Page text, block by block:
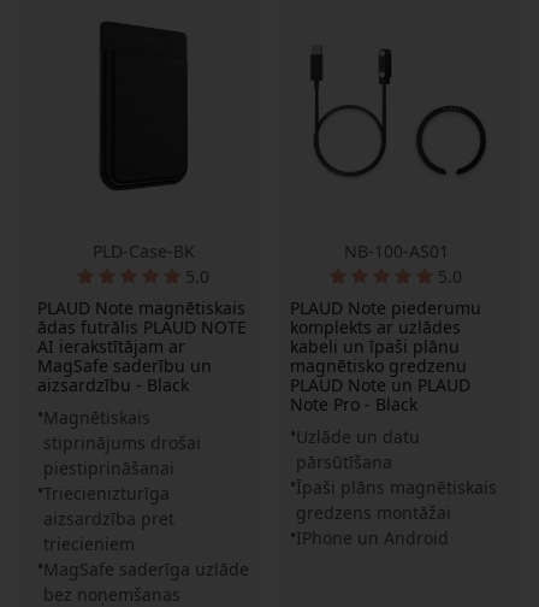
PLD-Case-BK
5.0
PLAUD Note magnētiskais
ādas futrālis PLAUD NOTE
AI ierakstītājam ar
MagSafe saderību un
aizsardzību - Black
Magnētiskais
stiprinājums drošai
piestiprināšanai
Triecienizturīga
aizsardzība pret
triecieniem
MagSafe saderīga uzlāde
bez noņemšanas
NB-100-AS01
5.0
PLAUD Note piederumu
komplekts ar uzlādes
kabeli un īpaši plānu
magnētisko gredzenu
PLAUD Note un PLAUD
Note Pro - Black
Uzlāde un datu
pārsūtīšana
Īpaši plāns magnētiskais
gredzens montāžai
IPhone un Android